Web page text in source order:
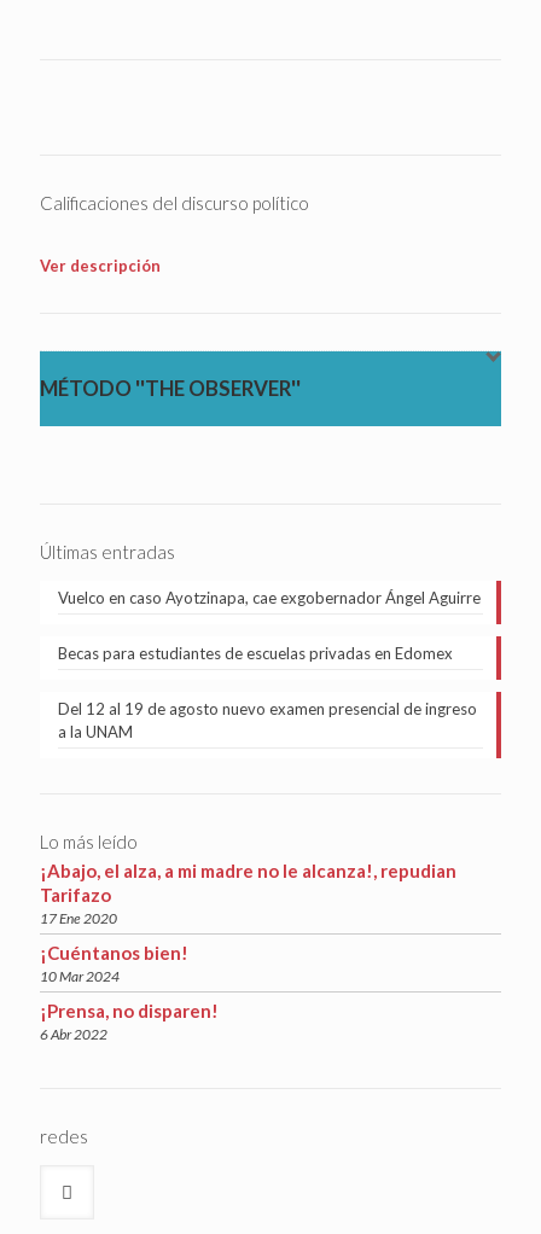
Calificaciones del discurso político
Ver descripción
MÉTODO ''THE OBSERVER''
Últimas entradas
Vuelco en caso Ayotzinapa, cae exgobernador Ángel Aguirre
Becas para estudiantes de escuelas privadas en Edomex
Del 12 al 19 de agosto nuevo examen presencial de ingreso
a la UNAM
Lo más leído
¡Abajo, el alza, a mi madre no le alcanza!, repudian
Tarifazo
17 Ene 2020
¡Cuéntanos bien!
10 Mar 2024
¡Prensa, no disparen!
6 Abr 2022
redes